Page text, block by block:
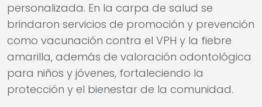
personalizada. En la carpa de salud se
brindaron servicios de promoción y prevención
como vacunación contra el VPH y la fiebre
amarilla, además de valoración odontológica
para niños y jóvenes, fortaleciendo la
protección y el bienestar de la comunidad.